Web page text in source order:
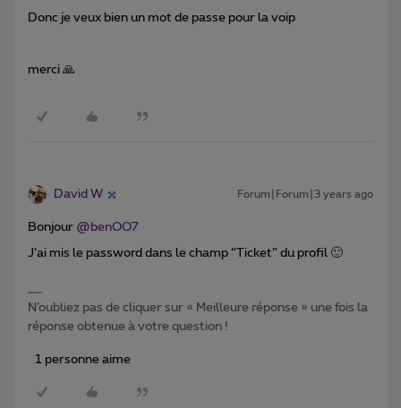
Donc je veux bien un mot de passe pour la voip
merci 🙏
David W Forum|Forum|3 years ago
Bonjour @benOO7
J’ai mis le password dans le champ “Ticket” du profil 🙂
N’oubliez pas de cliquer sur « Meilleure réponse » une fois la
réponse obtenue à votre question !
1 personne aime